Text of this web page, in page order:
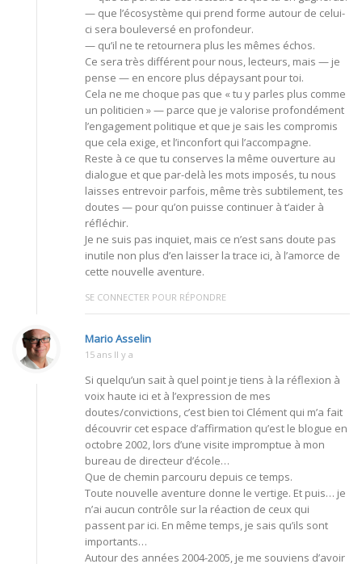
— que l’écosystème qui prend forme autour de celui-
ci sera bouleversé en profondeur.
— qu’il ne te retournera plus les mêmes échos.
Ce sera très différent pour nous, lecteurs, mais — je
pense — en encore plus dépaysant pour toi.
Cela ne me choque pas que « tu y parles plus comme
un politicien » — parce que je valorise profondément
l’engagement politique et que je sais les compromis
que cela exige, et l’inconfort qui l’accompagne.
Reste à ce que tu conserves la même ouverture au
dialogue et que par-delà les mots imposés, tu nous
laisses entrevoir parfois, même très subtilement, tes
doutes — pour qu’on puisse continuer à t’aider à
réfléchir.
Je ne suis pas inquiet, mais ce n’est sans doute pas
inutile non plus d’en laisser la trace ici, à l’amorce de
cette nouvelle aventure.
SE CONNECTER POUR RÉPONDRE
Mario Asselin
15 ans Il y a
Si quelqu’un sait à quel point je tiens à la réflexion à
voix haute ici et à l’expression de mes
doutes/convictions, c’est bien toi Clément qui m’a fait
découvrir cet espace d’affirmation qu’est le blogue en
octobre 2002, lors d’une visite impromptue à mon
bureau de directeur d’école…
Que de chemin parcouru depuis ce temps.
Toute nouvelle aventure donne le vertige. Et puis… je
n’ai aucun contrôle sur la réaction de ceux qui
passent par ici. En même temps, je sais qu’ils sont
importants…
Autour des années 2004-2005, je me souviens d’avoir